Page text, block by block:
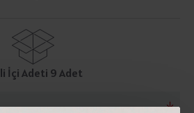
İçi Adeti 9 Adet